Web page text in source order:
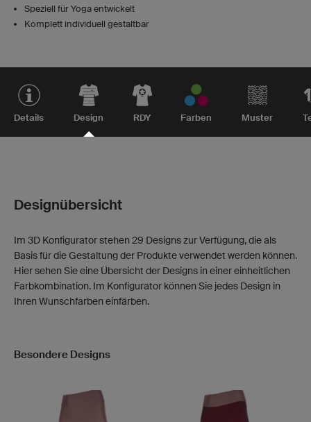
Speziell für Yoga entwickelt
Komplett individuell gestaltbar
Details Design RDY Farben Muster
Designübersicht
Im 3D Konfigurator stehen 29 Designs zur Verfügung, die als
Basis für die Gestaltung der Produkte verwendet werden können.
Hier sehen Sie eine Übersicht der Designs in einer einheitlichen
Farbkombination. Im Konfigurator können Sie jedes Design in
Ihren Wunschfarben einfärben.
Besondere Designs